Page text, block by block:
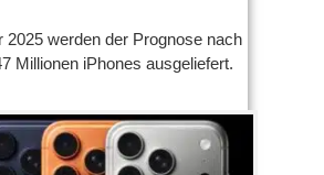
2025 werden der Prognose nach
Millionen iPhones ausgeliefert.